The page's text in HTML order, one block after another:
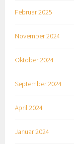
Februar 2025
November 2024
Oktober 2024
September 2024
April 2024
Januar 2024